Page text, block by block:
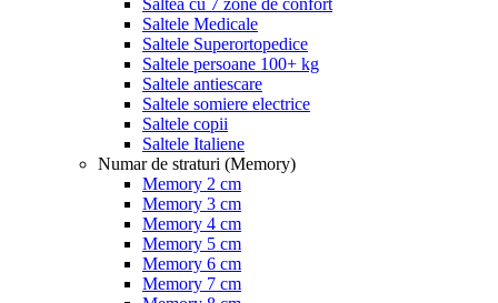
Saltele Medicale
Saltele Superortopedice
Saltele persoane 100+ kg
Saltele antiescare
Saltele somiere electrice
Saltele copii
Saltele Italiene
Numar de straturi (Memory)
Memory 2 cm
Memory 3 cm
Memory 4 cm
Memory 5 cm
Memory 6 cm
Memory 7 cm